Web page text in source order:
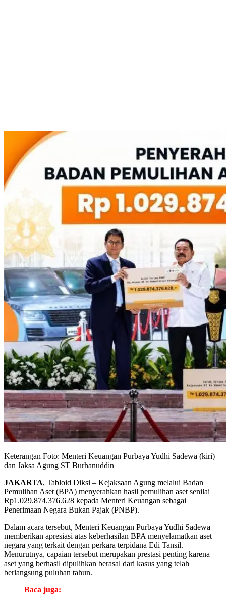
Keterangan Foto: Menteri Keuangan Purbaya Yudhi Sadewa (kiri)
dan Jaksa Agung ST Burhanuddin
JAKARTA, Tabloid Diksi – Kejaksaan Agung melalui Badan
Pemulihan Aset (BPA) menyerahkan hasil pemulihan aset senilai
Rp1.029.874.376.628 kepada Menteri Keuangan sebagai
Penerimaan Negara Bukan Pajak (PNBP).
Dalam acara tersebut, Menteri Keuangan Purbaya Yudhi Sadewa
memberikan apresiasi atas keberhasilan BPA menyelamatkan aset
negara yang terkait dengan perkara terpidana Edi Tansil.
Menurutnya, capaian tersebut merupakan prestasi penting karena
aset yang berhasil dipulihkan berasal dari kasus yang telah
berlangsung puluhan tahun.
Baca juga: